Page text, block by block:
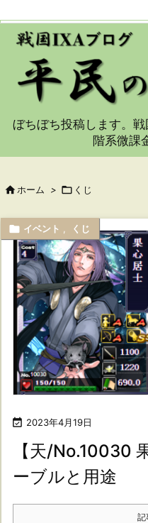
ぼちぼち投稿します。
階系微課
 ホーム >  くじ
 2023年4月19日
 イベント くじ
【天/No.10030
ーブルと用途
記